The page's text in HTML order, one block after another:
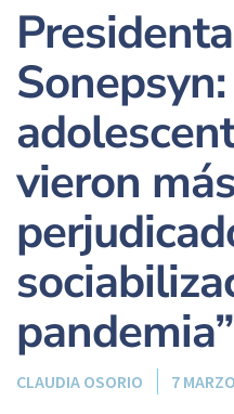
vieron más
pandemia”
CLAUDIA OSORIO 7